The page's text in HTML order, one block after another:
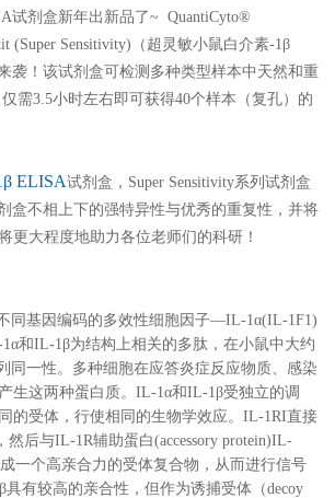
客户评鉴
注意事项
结果数据分析
下载中心
试剂盒新年出新品了~ QuantiCyto®
(Super Sensitivity)（超灵敏小鼠白介素-1β
袭！该试剂盒可检测多种类型样本中天然和重
需3.5小时左右即可获得40个样本（复孔）的
ELISA试剂盒，Super Sensitivity系列试剂盒
盒不相上下的强特异性与优秀的重复性，并将
更大程度地助力各位老师们的科研！
同基因编码的多效性细胞因子—IL-1α(IL-1F1)
和IL-1β为结构上相关的多肽，在小鼠中大约
同一性。多种细胞在应答炎症反应物质、感染
生这两种蛋白质。IL-1α和IL-1β受独立的调
的受体，行使相同的生物学效应。IL-1RI直接
后与IL-1R辅助蛋白(accessory protein)IL-
一个高亲合力的受体复合物，从而进行信号
有较高的亲合性，但作为诱捕受体（decoy